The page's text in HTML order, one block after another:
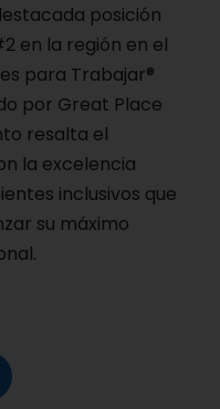
posición
en la región en el
para Trabajar®
por Great Place
resalta el
la excelencia
inclusivos que
su máximo